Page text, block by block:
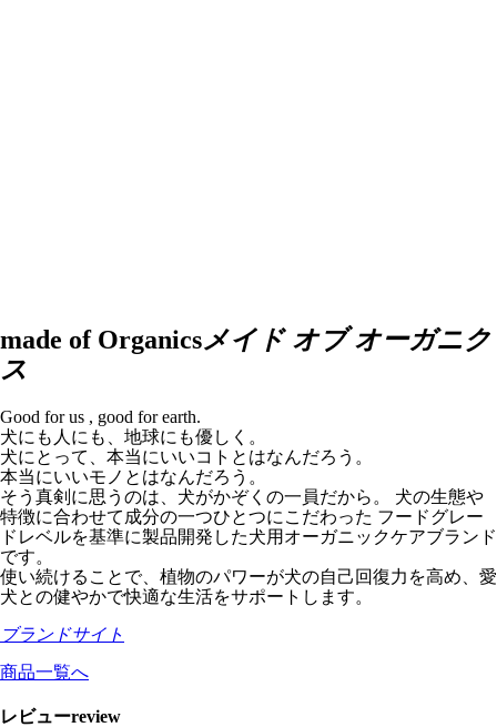
made of Organicsメイド オブ オーガニク
ス
Good for us , good for earth.
犬にも人にも、地球にも優しく。
犬にとって、本当にいいコトとはなんだろう。
本当にいいモノとはなんだろう。
そう真剣に思うのは、犬がかぞくの一員だから。 犬の生態や
特徴に合わせて成分の一つひとつにこだわった フードグレー
ドレベルを基準に製品開発した犬用オーガニックケアブランド
です。
使い続けることで、植物のパワーが犬の自己回復力を高め、愛
犬との健やかで快適な生活をサポートします。
ブランドサイト
商品一覧へ
レビューreview